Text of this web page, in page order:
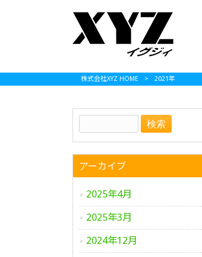
株式会社XYZ HOME > 2021年
アーカイブ
2025年4月
2025年3月
2024年12月